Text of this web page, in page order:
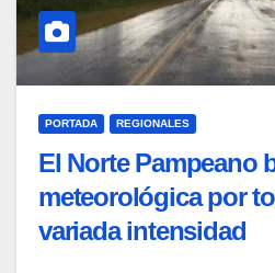
PORTADA REGIONALES
El Norte Pampeano
meteorológica por
variada intensidad